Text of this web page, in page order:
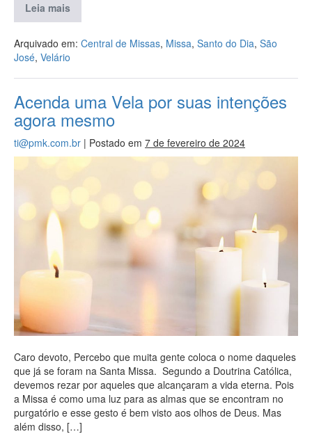
Leia mais
Arquivado em: Central de Missas, Missa, Santo do Dia, São
José, Velário
Acenda uma Vela por suas intenções
agora mesmo
ti@pmk.com.br | Postado em 7 de fevereiro de 2024
Caro devoto, Percebo que muita gente coloca o nome daqueles
que já se foram na Santa Missa. Segundo a Doutrina Católica,
devemos rezar por aqueles que alcançaram a vida eterna. Pois
a Missa é como uma luz para as almas que se encontram no
purgatório e esse gesto é bem visto aos olhos de Deus. Mas
além disso, […]